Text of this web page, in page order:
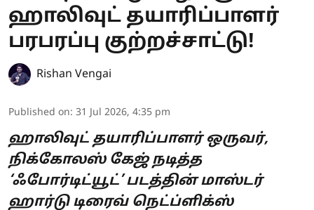
ஹாலிவுட் தயாரிப்பாளர்
பரபரப்பு குற்றச்சாட்டு!
Rishan Vengai
Published on: 31 Jul 2026, 4:35 pm
ஹாலிவுட் தயாரிப்பாளர் ஒருவர்,
நிக்கோலஸ் கேஜ் நடித்த
‘ஃபோர்டிட்யூட்’ படத்தின் மாஸ்டர்
ஹார்டு டிரைவ் நெட்ப்ளிக்ஸ்